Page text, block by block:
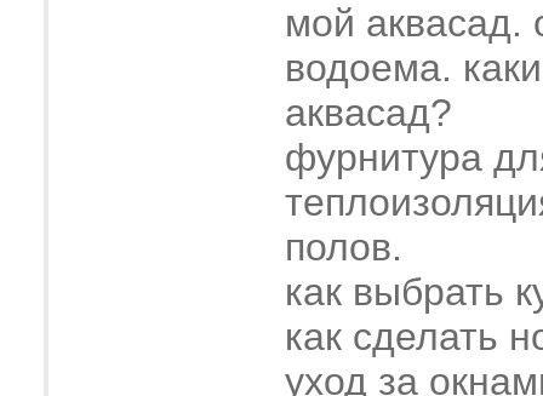
мой аквасад.
водоема.
аквасад?
фурнитура
полов.
как выбрать
как сделать
уход за